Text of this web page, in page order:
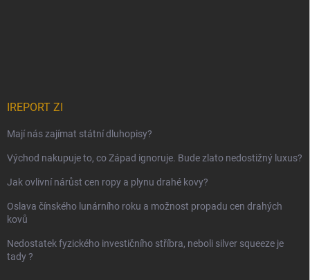
IREPORT ZI
Mají nás zajímat státní dluhopisy?
Východ nakupuje to, co Západ ignoruje. Bude zlato nedostižný luxus?
Jak ovlivní nárůst cen ropy a plynu drahé kovy?
Oslava čínského lunárního roku a možnost propadu cen drahých
kovů
Nedostatek fyzického investičního stříbra, neboli silver squeeze je
tady ?